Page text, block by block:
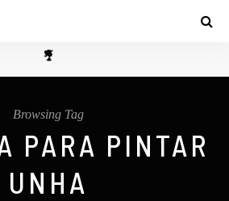
Browsing Tag
PARA PINTAR
UNHA